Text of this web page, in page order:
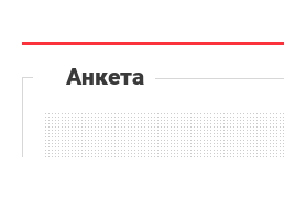
Анкета